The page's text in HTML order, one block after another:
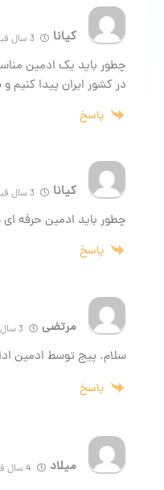
کیانا
چطور باید یک ادمین
در کشور ایران پیدا کنیم و
پاسخ
کیانا
چطور باید ادمین حرفه
پاسخ
مرتضی
سلام. پیج توسط ادمین
پاسخ
میلاد